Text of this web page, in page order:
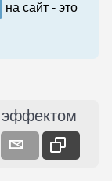
на сайт - это
эффектом